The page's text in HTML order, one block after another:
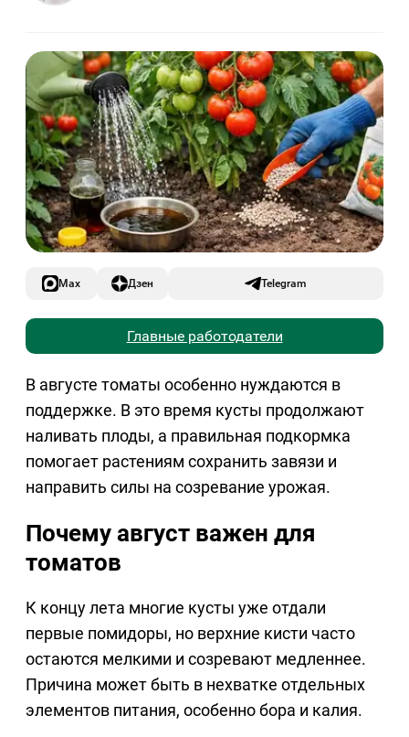
Max Дзен Telegram
Главные работодатели
В августе томаты особенно нуждаются в
поддержке. В это время кусты продолжают
наливать плоды, а правильная подкормка
помогает растениям сохранить завязи и
направить силы на созревание урожая.
Почему август важен для
томатов
К концу лета многие кусты уже отдали
первые помидоры, но верхние кисти часто
остаются мелкими и созревают медленнее.
Причина может быть в нехватке отдельных
элементов питания, особенно бора и калия.